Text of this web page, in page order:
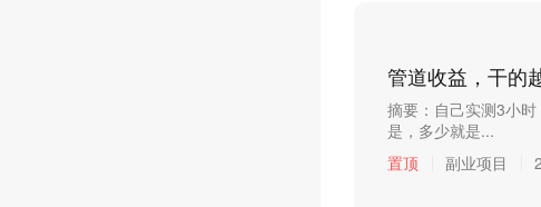
管道收益，干的
摘要：自己实测3小
是，多少就是...
置顶
副业项目